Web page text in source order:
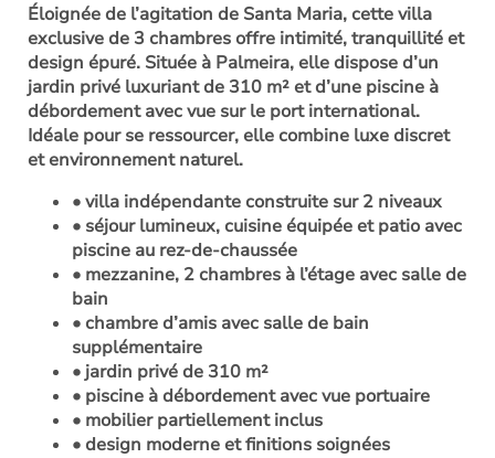
Éloignée de l’agitation de Santa Maria, cette villa
exclusive de 3 chambres offre intimité, tranquillité et
design épuré. Située à Palmeira, elle dispose d’un
jardin privé luxuriant de 310 m² et d’une piscine à
débordement avec vue sur le port international.
Idéale pour se ressourcer, elle combine luxe discret
et environnement naturel.
• villa indépendante construite sur 2 niveaux
• séjour lumineux, cuisine équipée et patio avec
piscine au rez-de-chaussée
• mezzanine, 2 chambres à l’étage avec salle de
bain
• chambre d’amis avec salle de bain
supplémentaire
• jardin privé de 310 m²
• piscine à débordement avec vue portuaire
• mobilier partiellement inclus
• design moderne et finitions soignées